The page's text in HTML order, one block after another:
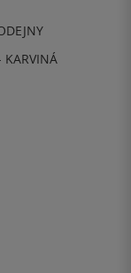
KARVINÁ